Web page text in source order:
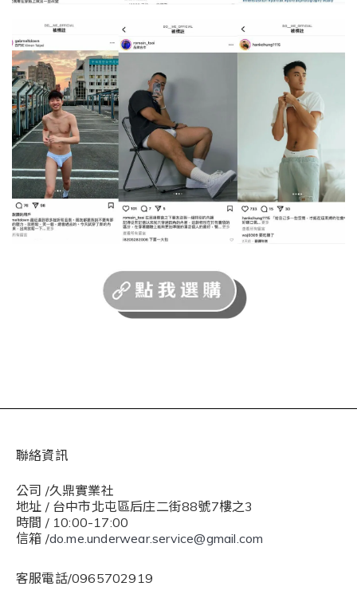
聯絡資訊
公司 /久鼎實業社
地址 / 台中市北屯區后庄二街88號7樓之3
時間 / 10:00-17:00
信箱 /do.me.underwear.service@gmail.com
客服電話/0965702919